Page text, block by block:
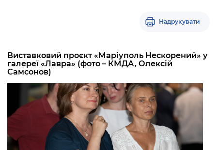
Надрукувати
Виставковий проєкт «Маріуполь Нескорений» у
галереї «Лавра» (фото – КМДА, Олексій
Самсонов)